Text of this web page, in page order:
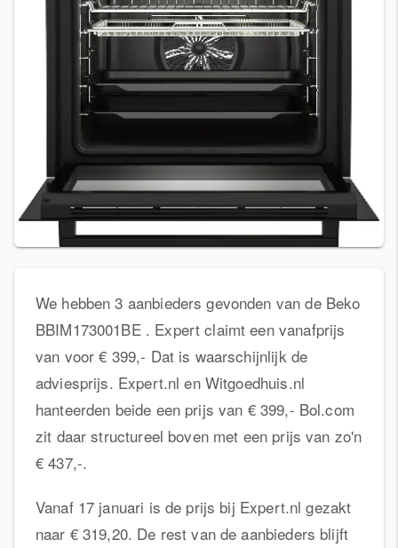
We hebben 3 aanbieders gevonden van de Beko
BBIM173001BE . Expert claimt een vanafprijs
van voor € 399,- Dat is waarschijnlijk de
adviesprijs. Expert.nl en Witgoedhuis.nl
hanteerden beide een prijs van € 399,- Bol.com
zit daar structureel boven met een prijs van zo'n
€ 437,-.
Vanaf 17 januari is de prijs bij Expert.nl gezakt
naar € 319,20. De rest van de aanbieders blijft